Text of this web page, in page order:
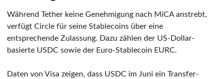
Während Tether keine Genehmigung nach MiCA anstrebt,
verfügt Circle für seine Stablecoins über eine
entsprechende Zulassung. Dazu zählen der US-Dollar-
basierte USDC sowie der Euro-Stablecoin EURC.
Daten von Visa zeigen, dass USDC im Juni ein Transfer-